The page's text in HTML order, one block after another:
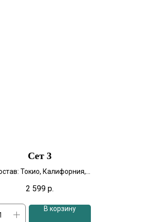
Сет 3
Токио, Калифорния,
люкс, Канада, Гавайский
2 599 р.
В корзину